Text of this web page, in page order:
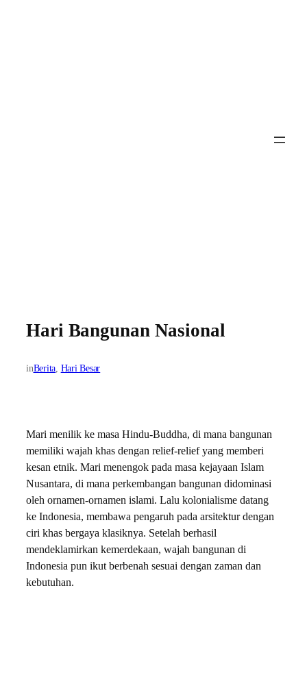
Hari Bangunan Nasional
inBerita, Hari Besar
Mari menilik ke masa Hindu-Buddha, di mana bangunan
memiliki wajah khas dengan relief-relief yang memberi
kesan etnik. Mari menengok pada masa kejayaan Islam
Nusantara, di mana perkembangan bangunan didominasi
oleh ornamen-ornamen islami. Lalu kolonialisme datang
ke Indonesia, membawa pengaruh pada arsitektur dengan
ciri khas bergaya klasiknya. Setelah berhasil
mendeklamirkan kemerdekaan, wajah bangunan di
Indonesia pun ikut berbenah sesuai dengan zaman dan
kebutuhan.